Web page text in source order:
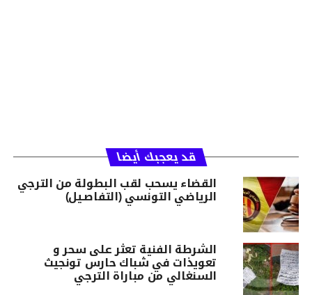
قد يعجبك أيضا
القضاء يسحب لقب البطولة من الترجي
الرياضي التونسي (التفاصـيل)
الشرطة الفنية تعثر على سحر و
تعويذات في شباك حارس تونجيث
السنغالي من مباراة الترجي